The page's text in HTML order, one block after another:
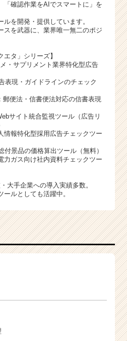
「確認作業をAIでスマートに」を
を開発・提供しています。
スを武器に、業界唯一無二のポジ
エタ」シリーズ】
・サプリメント業界特化型広告
表現・ガイドラインのチェック
郵便法・信書便法対応の信書表現
サイト統合監視ツール（広告リ
情報特化型採用広告チェックツー
付景品の価格算出ツール（無料）
力ガス向け社内資料チェックツー
大手企業への導入実績多数。
ルとしても活躍中。